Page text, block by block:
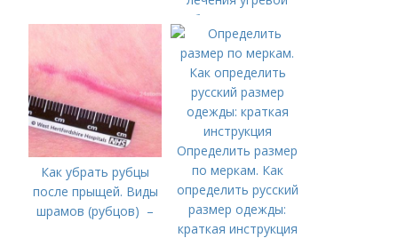
болезни (акне)
Как убрать рубцы
после прыщей. Виды
шрамов (рубцов) –
Определить размер
по меркам. Как
определить русский
размер одежды:
краткая инструкция